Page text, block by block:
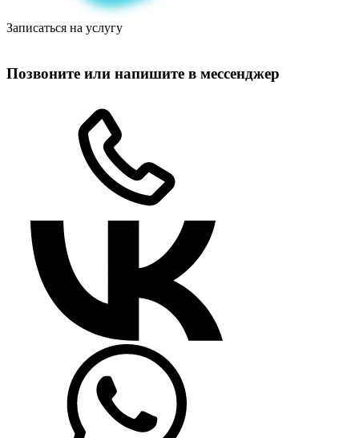
Записаться на услугу
Позвоните или напишите в мессенджер